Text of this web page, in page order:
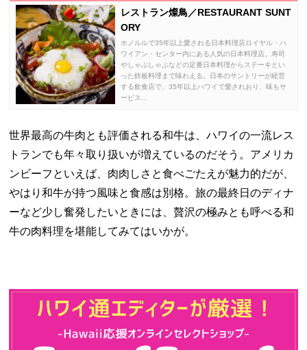
レストラン燦鳥／RESTAURANT SUNT
ORY
ホノルルで35年以上愛される日本料理店ロイヤル・ハ
ワイアン・センター内にある人気の日本料理店。寿司
やしゃぶしゃぶなどの定番日本料理からステーキとい
った鉄板料理まで味わえる。日本のサントリーが経営
する飲食店で、35年以上ハワイで愛されおり、味もサ
ービス...
世界最高の牛肉とも評価される和牛は、ハワイの一流レス
トランでも年々取り扱いが増えているのだそう。アメリカ
ンビーフといえば、肉肉しさと食べごたえが魅力的だが、
やはり和牛が持つ風味と食感は別格。旅の最終日のディナ
ーなど少し奮発したいときには、贅沢の極みとも呼べる和
牛の肉料理を堪能してみてはいかが。